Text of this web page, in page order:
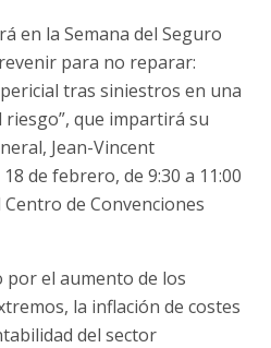
en la Semana del Seguro
para no reparar:
tras siniestros en una
que impartirá su
Jean-Vincent
de febrero, de 9:30 a 11:00
de Convenciones
por el aumento de los
la inflación de costes
del sector